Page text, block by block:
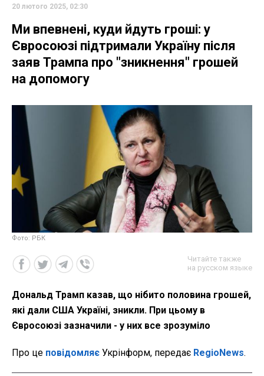
20 лютого 2025, 02:30
Ми впевнені, куди йдуть гроші: у
Євросоюзі підтримали Україну після
заяв Трампа про "зникнення" грошей
на допомогу
Фото: РБК
Читайте также
на русском языке
Дональд Трамп казав, що нібито половина грошей,
які дали США Україні, зникли. При цьому в
Євросоюзі зазначили - у них все зрозуміло
Про це повідомляє Укрінформ, передає RegioNews.